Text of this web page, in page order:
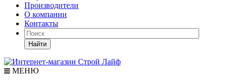
Производители
О компании
Контакты
Найти
МЕНЮ